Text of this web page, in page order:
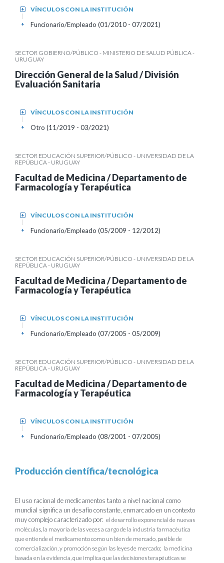
VÍNCULOS CON LA INSTITUCIÓN
+
Funcionario/Empleado (01/2010 - 07/2021)
+
SECTOR GOBIERNO/PÚBLICO - MINISTERIO DE SALUD PÚBLICA -
URUGUAY
Dirección General de la Salud / División
Evaluación Sanitaria
VÍNCULOS CON LA INSTITUCIÓN
+
Otro (11/2019 - 03/2021)
+
SECTOR EDUCACIÓN SUPERIOR/PÚBLICO - UNIVERSIDAD DE LA
REPÚBLICA - URUGUAY
Facultad de Medicina / Departamento de
Farmacología y Terapéutica
VÍNCULOS CON LA INSTITUCIÓN
+
Funcionario/Empleado (05/2009 - 12/2012)
+
SECTOR EDUCACIÓN SUPERIOR/PÚBLICO - UNIVERSIDAD DE LA
REPÚBLICA - URUGUAY
Facultad de Medicina / Departamento de
Farmacología y Terapéutica
VÍNCULOS CON LA INSTITUCIÓN
+
Funcionario/Empleado (07/2005 - 05/2009)
+
SECTOR EDUCACIÓN SUPERIOR/PÚBLICO - UNIVERSIDAD DE LA
REPÚBLICA - URUGUAY
Facultad de Medicina / Departamento de
Farmacología y Terapéutica
VÍNCULOS CON LA INSTITUCIÓN
+
Funcionario/Empleado (08/2001 - 07/2005)
+
Producción científica/tecnológica
El uso racional de medicamentos tanto a nivel nacional como
mundial significa un desafío constante, enmarcado en un contexto
muy complejo caracterizado por: el desarrollo exponencial de nuevas
moléculas, la mayoría de las veces a cargo de la industria farmacéutica
que entiende el medicamento como un bien de mercado, pasible de
comercialización, y promoción según las leyes de mercado; la medicina
basada en la evidencia, que implica que las decisiones terapéuticas se